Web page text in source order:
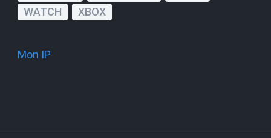
WATCH
XBOX
Mon IP